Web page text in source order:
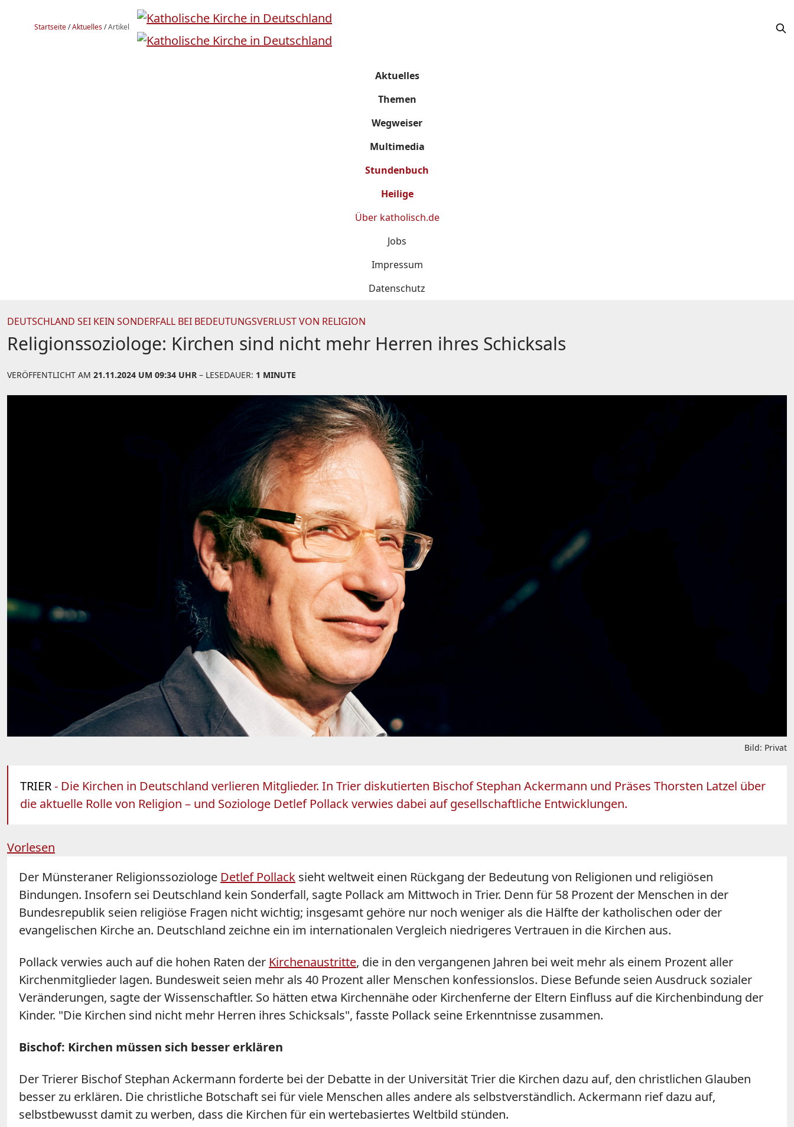
Startseite/Aktuelles/Artikel
Aktuelles
Themen
Wegweiser
Multimedia
Stundenbuch
Heilige
Über katholisch.de
Jobs
Impressum
Datenschutz
DEUTSCHLAND SEI KEIN SONDERFALL BEI BEDEUTUNGSVERLUST VON RELIGION
Religionssoziologe: Kirchen sind nicht mehr Herren ihres Schicksals
VERÖFFENTLICHT AM 21.11.2024 UM 09:34 UHR – LESEDAUER: 1 MINUTE
Bild: Privat
TRIER- Die Kirchen in Deutschland verlieren Mitglieder. In Trier diskutierten Bischof Stephan Ackermann und Präses Thorsten Latzel über
die aktuelle Rolle von Religion – und Soziologe Detlef Pollack verwies dabei auf gesellschaftliche Entwicklungen.
Vorlesen
Der Münsteraner Religionssoziologe Detlef Pollack sieht weltweit einen Rückgang der Bedeutung von Religionen und religiösen
Bindungen. Insofern sei Deutschland kein Sonderfall, sagte Pollack am Mittwoch in Trier. Denn für 58 Prozent der Menschen in der
Bundesrepublik seien religiöse Fragen nicht wichtig; insgesamt gehöre nur noch weniger als die Hälfte der katholischen oder der
evangelischen Kirche an. Deutschland zeichne ein im internationalen Vergleich niedrigeres Vertrauen in die Kirchen aus.
Pollackverwies auch auf die hohen Raten der Kirchenaustritte, die in den vergangenen Jahren bei weit mehr als einem Prozent aller
Kirchenmitglieder lagen. Bundesweit seien mehr als 40 Prozent aller Menschen konfessionslos. Diese Befunde seien Ausdruck sozialer
Veränderungen, sagte der Wissenschaftler. So hätten etwa Kirchennähe oder Kirchenferne der Eltern Einfluss auf die Kirchenbindung der
Kinder. "Die Kirchen sind nicht mehr Herren ihres Schicksals", fasste Pollack seine Erkenntnisse zusammen.
Bischof: Kirchen müssen sich besser erklären
Der Trierer Bischof Stephan Ackermann forderte bei der Debatte in der Universität Trier die Kirchen dazu auf, den christlichen Glauben
besser zu erklären. Die christliche Botschaft sei für viele Menschen alles andere als selbstverständlich. Ackermann rief dazu auf,
selbstbewusst damit zu werben, dass die Kirchen für ein wertebasiertes Weltbild stünden.